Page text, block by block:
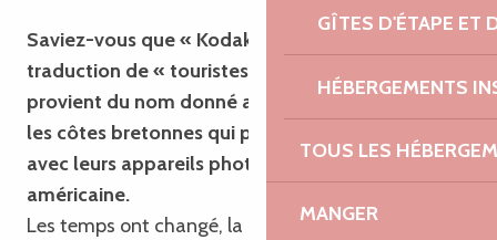
GÎTES D'ÉTAPE ET
HÉBERGEMENTS
TOUS LES
MANGER
Saviez-vous que « Kodakerien » est une
traduction de « touristes » en breton ! Cela
provient du nom donné aux premiers visiteurs sur
les côtes bretonnes qui prenaient des clichés
avec leurs appareils photos de la célèbre marque
américaine.
Les temps ont changé, la pellicule argentique a